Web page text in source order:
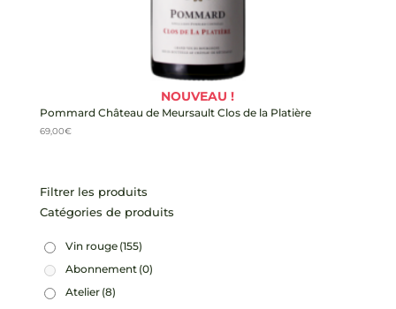
NOUVEAU !
Pommard Château de Meursault Clos de la Platière
69,00€
Filtrer les produits
Catégories de produits
Vin rouge (155)
Abonnement (0)
Atelier (8)